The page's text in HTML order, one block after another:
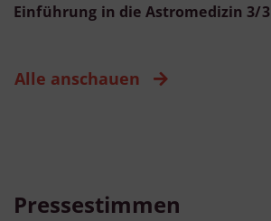
Einführung in die Astromedizin 3/3
Alle anschauen
Pressestimmen